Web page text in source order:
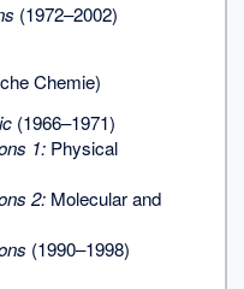
(1972–2002)
Chemie)
(1966–1971)
1:Physical
2:Molecular and
(1990–1998)